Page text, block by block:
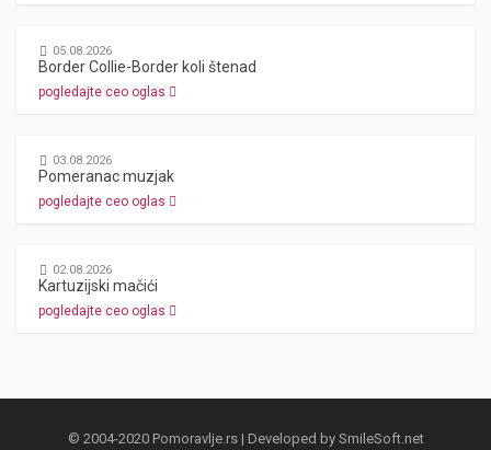
05.08.2026
Border Collie-Border koli štenad
pogledajte ceo oglas
03.08.2026
Pomeranac muzjak
pogledajte ceo oglas
02.08.2026
Kartuzijski mačići
pogledajte ceo oglas
© 2004-2020 Pomoravlje.rs | Developed by SmileSoft.net